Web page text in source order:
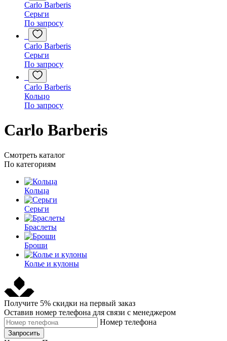
Carlo Barberis
Серьги
По запросу
Carlo Barberis
Серьги
По запросу
Carlo Barberis
Кольцо
По запросу
Carlo Barberis
Смотреть каталог
По категориям
Кольца
Серьги
Браслеты
Броши
Колье и кулоны
Получите 5% скидки на первый заказ
Оставив номер телефона для связи с менеджером
Номер телефона
Запросить